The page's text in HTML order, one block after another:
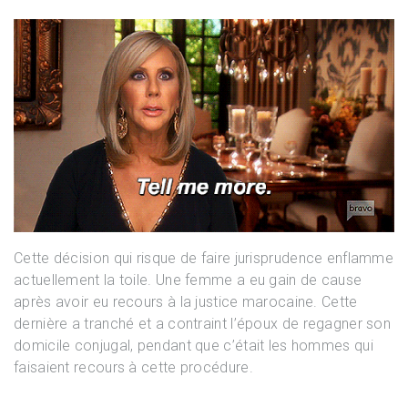
Cette décision qui risque de faire jurisprudence enflamme
actuellement la toile. Une femme a eu gain de cause
après avoir eu recours à la justice marocaine. Cette
dernière a tranché et a contraint l’époux de regagner son
domicile conjugal, pendant que c’était les hommes qui
faisaient recours à cette procédure.